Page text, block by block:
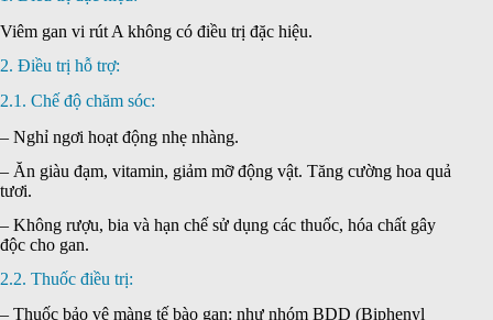
Viêm gan vi rút A không có điều trị đặc hiệu.
2. Điều trị hỗ trợ:
2.1. Chế độ chăm sóc:
– Nghỉ ngơi hoạt động nhẹ nhàng.
– Ăn giàu đạm, vitamin, giảm mỡ động vật. Tăng cường hoa quả
tươi.
– Không rượu, bia và hạn chế sử dụng các thuốc, hóa chất gây
độc cho gan.
2.2. Thuốc điều trị:
– Thuốc bảo vệ màng tế bào gan: như nhóm BDD (Biphenyl